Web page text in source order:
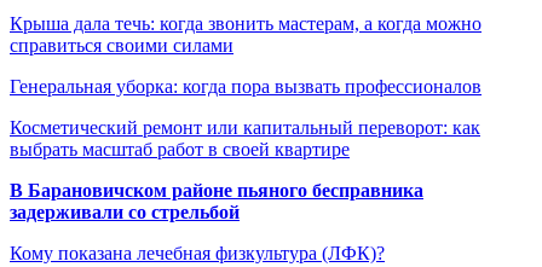
Крыша дала течь: когда звонить мастерам, а когда можно
справиться своими силами
Генеральная уборка: когда пора вызвать профессионалов
Косметический ремонт или капитальный переворот: как
выбрать масштаб работ в своей квартире
В Барановичском районе пьяного бесправника
задерживали со стрельбой
Кому показана лечебная физкультура (ЛФК)?